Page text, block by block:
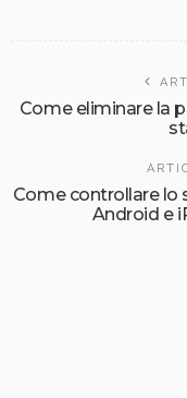
Come eliminare la
Come controllare lo
Android e